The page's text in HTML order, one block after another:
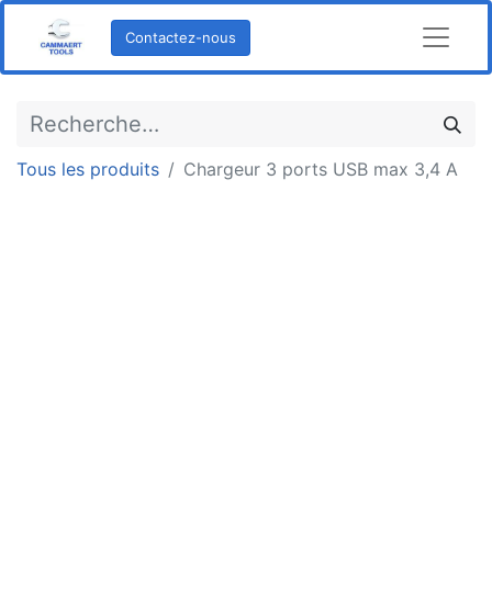
Contactez-nous
Tous les produits Chargeur 3 ports USB max 3,4 A